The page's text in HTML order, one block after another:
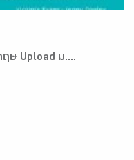
ษ Upload ม....